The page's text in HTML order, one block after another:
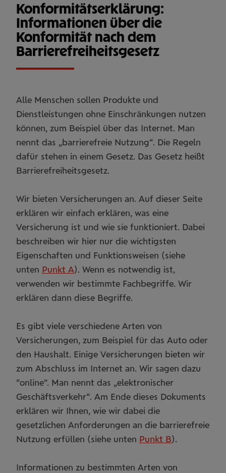
Konformitätserklärung:
Informationen über die
Konformität nach dem
Barrierefreiheitsgesetz
Alle Menschen sollen Produkte und
Dienstleistungen ohne Einschränkungen nutzen
können, zum Beispiel über das Internet. Man
nennt das „barrierefreie Nutzung“. Die Regeln
dafür stehen in einem Gesetz. Das Gesetz heißt
Barrierefreiheitsgesetz.
Wir bieten Versicherungen an. Auf dieser Seite
erklären wir einfach erklären, was eine
Versicherung ist und wie sie funktioniert. Dabei
beschreiben wir hier nur die wichtigsten
Eigenschaften und Funktionsweisen (siehe
unten Punkt A). Wenn es notwendig ist,
verwenden wir bestimmte Fachbegriffe. Wir
erklären dann diese Begriffe.
Es gibt viele verschiedene Arten von
Versicherungen, zum Beispiel für das Auto oder
den Haushalt. Einige Versicherungen bieten wir
zum Abschluss im Internet an. Wir sagen dazu
“online”. Man nennt das „elektronischer
Geschäftsverkehr“. Am Ende dieses Dokuments
erklären wir Ihnen, wie wir dabei die
gesetzlichen Anforderungen an die barrierefreie
Nutzung erfüllen (siehe unten Punkt B).
Informationen zu bestimmten Arten von